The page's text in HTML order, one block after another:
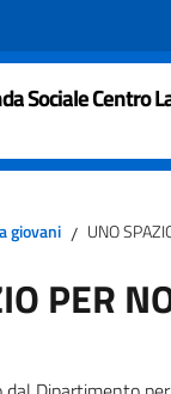
Sociale Centro
giovani / UNO
PER